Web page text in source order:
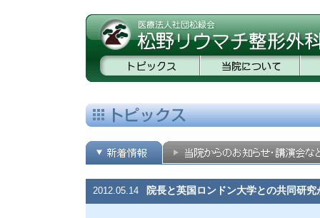
2012.05.14 院長と英国ロンドン大学との共同研